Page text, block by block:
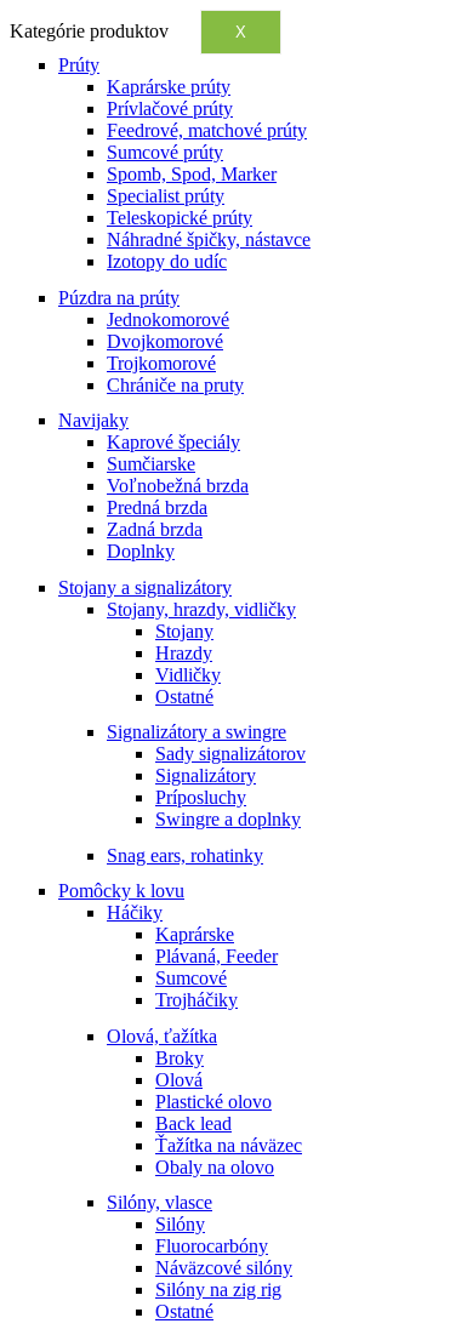
Kategórie produktov X
Prúty
Kaprárske prúty
Prívlačové prúty
Feedrové, matchové prúty
Sumcové prúty
Spomb, Spod, Marker
Specialist prúty
Teleskopické prúty
Náhradné špičky, nástavce
Izotopy do udíc
Púzdra na prúty
Jednokomorové
Dvojkomorové
Trojkomorové
Chrániče na pruty
Navijaky
Kaprové špeciály
Sumčiarske
Voľnobežná brzda
Predná brzda
Zadná brzda
Doplnky
Stojany a signalizátory
Stojany, hrazdy, vidličky
Stojany
Hrazdy
Vidličky
Ostatné
Signalizátory a swingre
Sady signalizátorov
Signalizátory
Príposluchy
Swingre a doplnky
Snag ears, rohatinky
Pomôcky k lovu
Háčiky
Kaprárske
Plávaná, Feeder
Sumcové
Trojháčiky
Olová, ťažítka
Broky
Olová
Plastické olovo
Back lead
Ťažítka na náväzec
Obaly na olovo
Silóny, vlasce
Silóny
Fluorocarbóny
Náväzcové silóny
Silóny na zig rig
Ostatné